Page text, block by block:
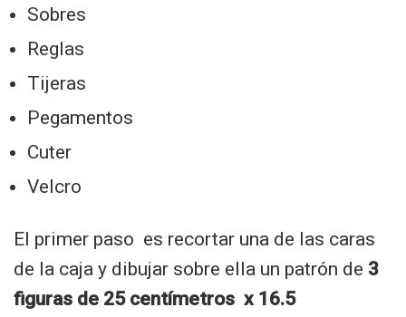
Sobres
Reglas
Tijeras
Pegamentos
Cuter
Velcro
El primer paso es recortar una de las caras
de la caja y dibujar sobre ella un patrón de 3
figuras de 25 centímetros x 16.5